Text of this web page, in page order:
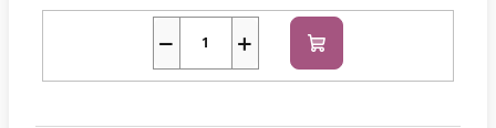
+
− Do
košíku